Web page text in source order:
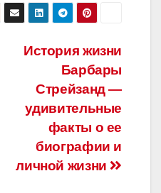
История жизни
Барбары
Стрейзанд —
удивительные
факты о ее
биографии и
личной жизни